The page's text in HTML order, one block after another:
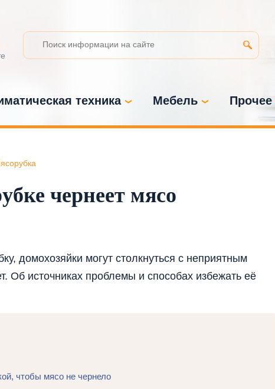
техника Мебель Прочее
чернеет мясо
домохозяйки могут столкнуться с неприятным
Об источниках проблемы и способах избежать её
чтобы мясо не чернело